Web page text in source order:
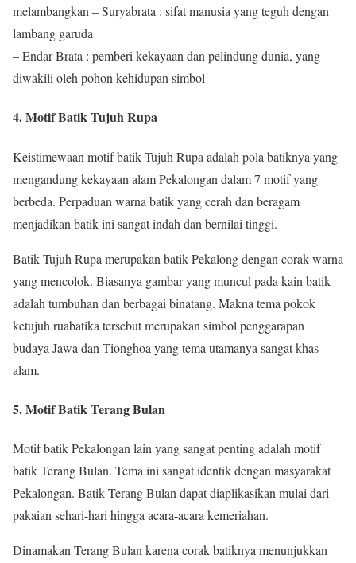
melambangkan – Suryabrata : sifat manusia yang teguh dengan
lambang garuda
– Endar Brata : pemberi kekayaan dan pelindung dunia, yang
diwakili oleh pohon kehidupan simbol
4. Motif Batik Tujuh Rupa
Keistimewaan motif batik Tujuh Rupa adalah pola batiknya yang
mengandung kekayaan alam Pekalongan dalam 7 motif yang
berbeda. Perpaduan warna batik yang cerah dan beragam
menjadikan batik ini sangat indah dan bernilai tinggi.
Batik Tujuh Rupa merupakan batik Pekalong dengan corak warna
yang mencolok. Biasanya gambar yang muncul pada kain batik
adalah tumbuhan dan berbagai binatang. Makna tema pokok
ketujuh ruabatika tersebut merupakan simbol penggarapan
budaya Jawa dan Tionghoa yang tema utamanya sangat khas
alam.
5. Motif Batik Terang Bulan
Motif batik Pekalongan lain yang sangat penting adalah motif
batik Terang Bulan. Tema ini sangat identik dengan masyarakat
Pekalongan. Batik Terang Bulan dapat diaplikasikan mulai dari
pakaian sehari-hari hingga acara-acara kemeriahan.
Dinamakan Terang Bulan karena corak batiknya menunjukkan